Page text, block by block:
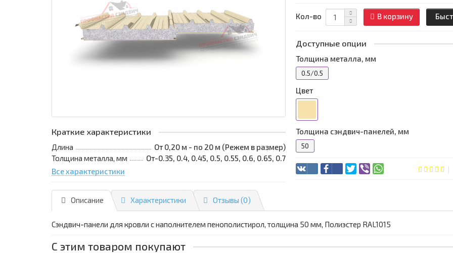
Краткие характеристики
Длина
От 0,20 м - по 20 м (Режем в размер)
Толщина металла, мм
От-0.35, 0.4, 0.45, 0.5, 0.55, 0.6, 0.65, 0.7
Все характеристики
Кол-во В корзину
Доступные опции
Толщина металла, мм
0.5/0.5
Цвет
Толщина сэндвич-панелей, мм
50
Описание Характеристики Отзывы (0)
Сэндвич-панели для кровли с наполнителем пенополистирол, толщина 50 мм, Полиэстер RAL1015
С этим товаром покупают